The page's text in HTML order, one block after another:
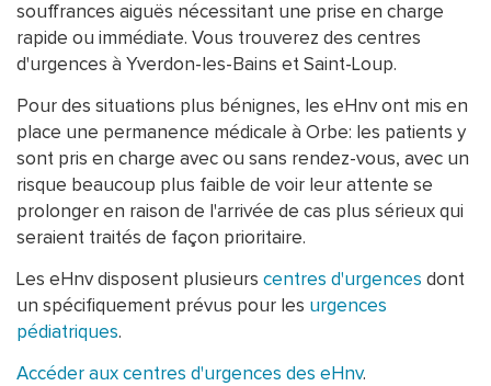
souffrances aiguës nécessitant une prise en charge
rapide ou immédiate. Vous trouverez des centres
d'urgences à Yverdon-les-Bains et Saint-Loup.
Pour des situations plus bénignes, les eHnv ont mis en
place une permanence médicale à Orbe: les patients y
sont pris en charge avec ou sans rendez-vous, avec un
risque beaucoup plus faible de voir leur attente se
prolonger en raison de l'arrivée de cas plus sérieux qui
seraient traités de façon prioritaire.
Les eHnv disposent plusieurs centres d'urgences dont
un spécifiquement prévus pour les urgences
pédiatriques.
Accéder aux centres d'urgences des eHnv.